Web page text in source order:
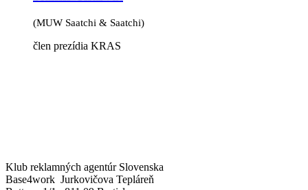
(MUW Saatchi & Saatchi)
člen prezídia KRAS
Klub reklamných agentúr Slovenska
Base4work Jurkovičova Tepláreň